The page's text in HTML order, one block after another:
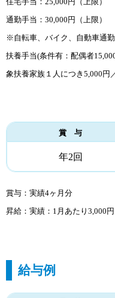
通勤手当：30,000円（上限）
※自転車、バイク、自動車通
扶養手当(条件有：配偶者
象扶養家族１人につき5,000
賞 与
年2回
賞与：実績4ヶ月分
昇給：実績：1月あたり3,000円
給与例